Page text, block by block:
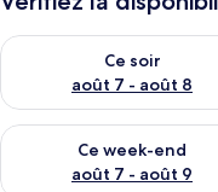
Ce soir
août 7 - août 8
Vérifier la disponibilité
Ce week-end
août 7 - août 9
Vérifier la disponibilité